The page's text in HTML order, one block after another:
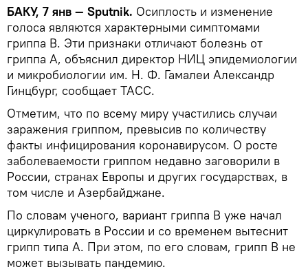
БАКУ, 7 янв — Sputnik. Осиплость и изменение
голоса являются характерными симптомами
гриппа В. Эти признаки отличают болезнь от
гриппа А, объяснил директор НИЦ эпидемиологии
и микробиологии им. Н. Ф. Гамалеи Александр
Гинцбург, сообщает ТАСС.
Отметим, что по всему миру участились случаи
заражения гриппом, превысив по количеству
факты инфицирования коронавирусом. О росте
заболеваемости гриппом недавно заговорили в
России, странах Европы и других государствах, в
том числе и Азербайджане.
По словам ученого, вариант гриппа В уже начал
циркулировать в России и со временем вытеснит
грипп типа А. При этом, по его словам, грипп В не
может вызывать пандемию.